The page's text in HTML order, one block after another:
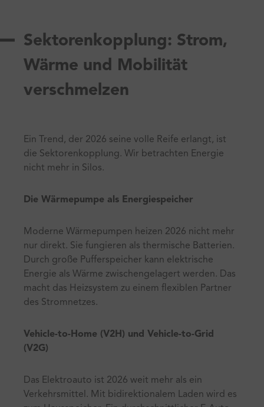
Sektorenkopplung: Strom,
Wärme und Mobilität
verschmelzen
Ein Trend, der 2026 seine volle Reife erlangt, ist
die Sektorenkopplung. Wir betrachten Energie
nicht mehr in Silos.
Die Wärmepumpe als Energiespeicher
Moderne Wärmepumpen heizen 2026 nicht mehr
nur direkt. Sie fungieren als thermische Batterien.
Durch große Pufferspeicher kann elektrische
Energie als Wärme zwischengelagert werden. Das
macht das Heizsystem zu einem flexiblen Partner
des Stromnetzes.
Vehicle-to-Home (V2H) und Vehicle-to-Grid
(V2G)
Das Elektroauto ist 2026 weit mehr als ein
Verkehrsmittel. Mit bidirektionalem Laden wird es